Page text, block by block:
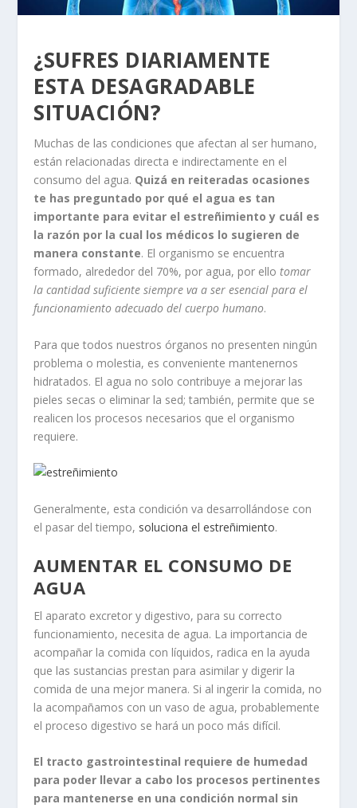
¿SUFRES DIARIAMENTE
ESTA DESAGRADABLE
SITUACIÓN?
Muchas de las condiciones que afectan al ser humano,
están relacionadas directa e indirectamente en el
consumo del agua. Quizá en reiteradas ocasiones
te has preguntado por qué el agua es tan
importante para evitar el estreñimiento y cuál es
la razón por la cual los médicos lo sugieren de
manera constante. El organismo se encuentra
formado, alrededor del 70%, por agua, por ello tomar
la cantidad suficiente siempre va a ser esencial para el
funcionamiento adecuado del cuerpo humano.
Para que todos nuestros órganos no presenten ningún
problema o molestia, es conveniente mantenernos
hidratados. El agua no solo contribuye a mejorar las
pieles secas o eliminar la sed; también, permite que se
realicen los procesos necesarios que el organismo
requiere.
Generalmente, esta condición va desarrollándose con
el pasar del tiempo, soluciona el estreñimiento.
AUMENTAR EL CONSUMO DE
AGUA
El aparato excretor y digestivo, para su correcto
funcionamiento, necesita de agua. La importancia de
acompañar la comida con líquidos, radica en la ayuda
que las sustancias prestan para asimilar y digerir la
comida de una mejor manera. Si al ingerir la comida, no
la acompañamos con un vaso de agua, probablemente
el proceso digestivo se hará un poco más difícil.
El tracto gastrointestinal requiere de humedad
para poder llevar a cabo los procesos pertinentes
para mantenerse en una condición normal sin